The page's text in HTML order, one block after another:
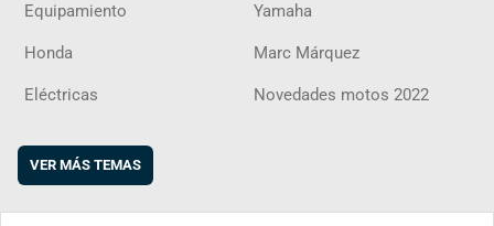
Equipamiento Yamaha
Honda Marc Márquez
Eléctricas Novedades motos 2022
VER MÁS TEMAS